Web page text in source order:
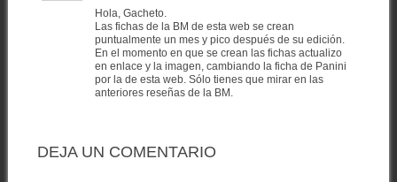
Hola, Gacheto.
Las fichas de la BM de esta web se crean
puntualmente un mes y pico después de su edición.
En el momento en que se crean las fichas actualizo
en enlace y la imagen, cambiando la ficha de Panini
por la de esta web. Sólo tienes que mirar en las
anteriores reseñas de la BM.
DEJA UN COMENTARIO